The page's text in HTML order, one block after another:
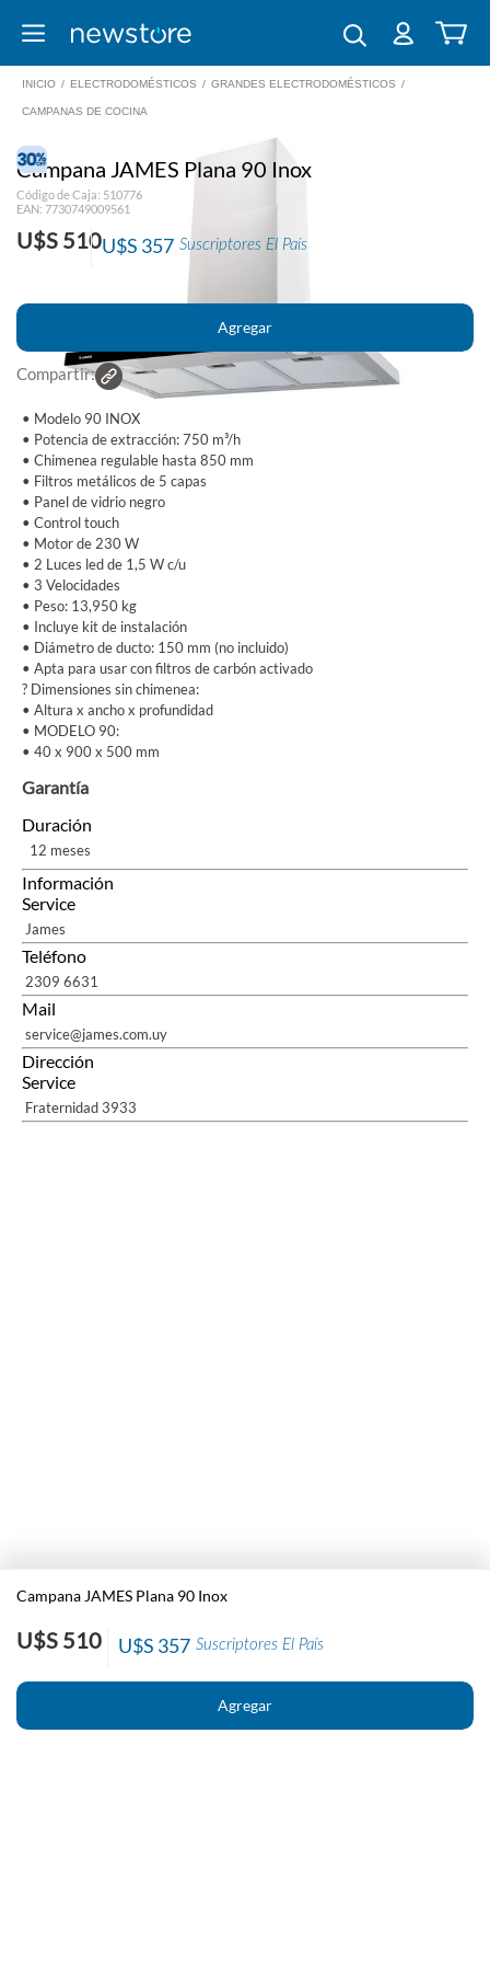
Campana JAMES Plana 90 Inox
U$S 510 Suscriptores El País
U$S 357
INICIO / ELECTRODOMÉSTICOS / GRANDES ELECTRODOMÉSTICOS /
CAMPANAS DE COCINA
Campana JAMES Plana 90 Inox
Código de Caja: 510776
EAN: 7730749009561
U$S 510 Suscriptores El País
U$S 357
Compartir:
• Modelo 90 INOX
• Potencia de extracción: 750 m³/h
• Chimenea regulable hasta 850 mm
• Filtros metálicos de 5 capas
• Panel de vidrio negro
• Control touch
• Motor de 230 W
• 2 Luces led de 1,5 W c/u
• 3 Velocidades
• Peso: 13,950 kg
• Incluye kit de instalación
• Diámetro de ducto: 150 mm (no incluido)
• Apta para usar con filtros de carbón activado
? Dimensiones sin chimenea:
• Altura x ancho x profundidad
• MODELO 90:
• 40 x 900 x 500 mm
Garantía
Duración
12 meses
Información
Service
James
Teléfono
2309 6631
Mail
service@james.com.uy
Dirección
Service
Fraternidad 3933